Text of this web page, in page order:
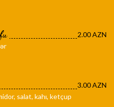
2.00 AZN
3.00 AZN
salat, kahı, ketçup